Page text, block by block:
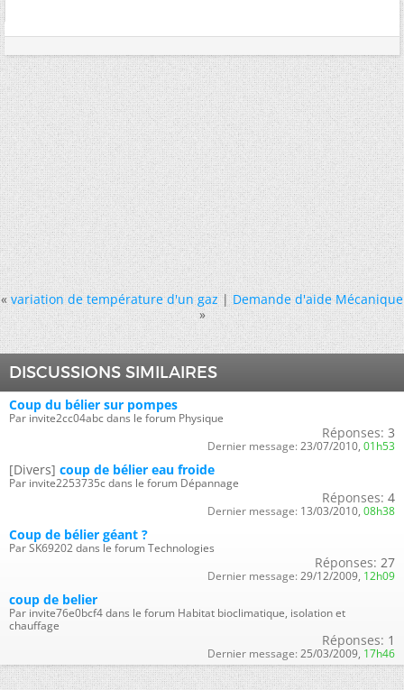
« variation de température d'un gaz|Demande d'aide Mécanique
»
DISCUSSIONS SIMILAIRES
Coup du bélier sur pompes
Par invite2cc04abc dans le forum Physique
Réponses: 3
Dernier message: 23/07/2010, 01h53
[Divers] coup de bélier eau froide
Par invite2253735c dans le forum Dépannage
Réponses: 4
Dernier message: 13/03/2010, 08h38
Coup de bélier géant ?
Par SK69202 dans le forum Technologies
Réponses: 27
Dernier message: 29/12/2009, 12h09
coup de belier
Par invite76e0bcf4 dans le forum Habitat bioclimatique, isolation et
chauffage
Réponses: 1
Dernier message: 25/03/2009, 17h46